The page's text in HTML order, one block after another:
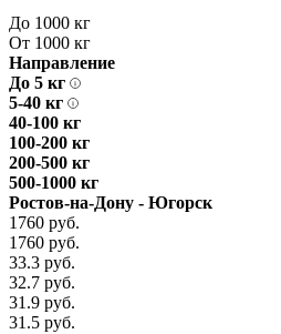
До 1000 кг
От 1000 кг
Направление
До 5 кг
5-40 кг
40-100 кг
100-200 кг
200-500 кг
500-1000 кг
Ростов-на-Дону - Югорск
1760 руб.
1760 руб.
33.3 руб.
32.7 руб.
31.9 руб.
31.5 руб.